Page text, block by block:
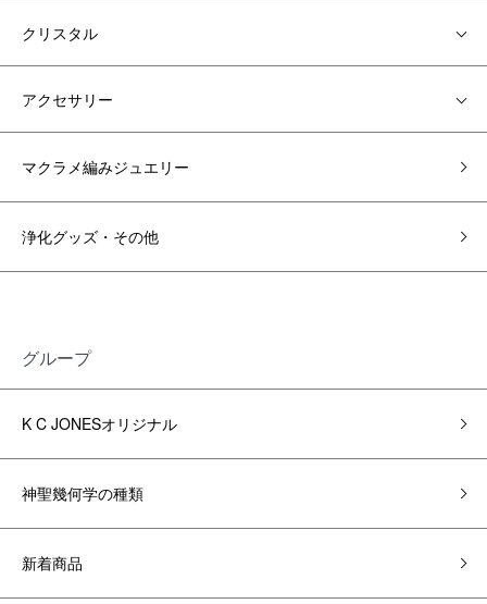
クリスタル
アクセサリー
マクラメ編みジュエリー
浄化グッズ・その他
グループ
K C JONESオリジナル
神聖幾何学の種類
新着商品